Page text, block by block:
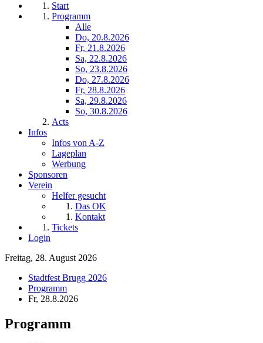
Start
Programm
Alle
Do, 20.8.2026
Fr, 21.8.2026
Sa, 22.8.2026
So, 23.8.2026
Do, 27.8.2026
Fr, 28.8.2026
Sa, 29.8.2026
So, 30.8.2026
Acts
Infos
Infos von A-Z
Lageplan
Werbung
Sponsoren
Verein
Helfer gesucht
Das OK
Kontakt
Tickets
Login
Freitag, 28. August 2026
Stadtfest Brugg 2026
Programm
Fr, 28.8.2026
Programm